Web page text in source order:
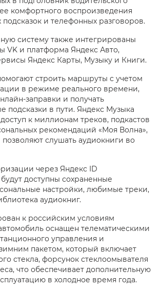
комфортного воспроизведения
и телефонных разговоров.
систему также интегрированы
VK и платформа Яндекс Авто,
Яндекс Карты, Музыку и Книги.
строить маршруты с учетом
в режиме реального времени,
заправки и получать
подсказки в пути. Яндекс Музыка
к миллионам треков, подкастов
рекомендаций «Моя Волна»,
слушать аудиокниги во
через Яндекс ID
доступны сохраненные
настройки, любимые треки,
аудиокниг.
к российским условиям
оснащен телематическими
управления и
пакетом, который включает
стекла, форсунок стеклоомывателя
что обеспечивает дополнительную
в холодное время года.